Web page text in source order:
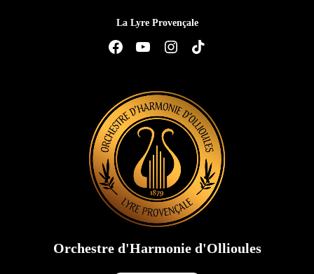
La Lyre Provençale
Élément
de
Élément
de
Élément
de
Élément
de
Orchestre d'Harmonie d'Ollioules